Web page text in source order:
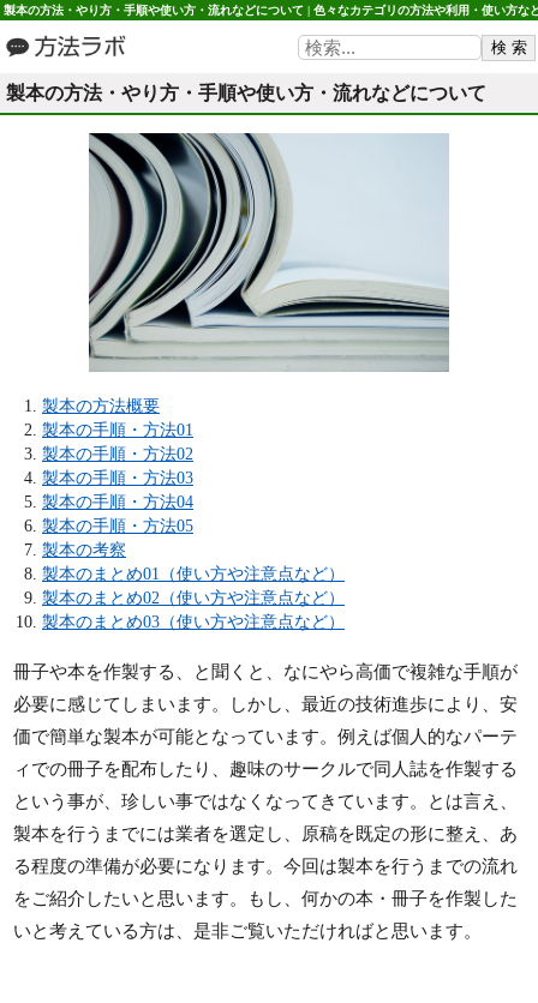
製本の方法・やり方・手順や使い方・流れなどについて | 色々なカテゴリの方法や利用・使い方な
製本の方法・やり方・手順や使い方・流れなどについて
製本の方法概要
製本の手順・方法01
製本の手順・方法02
製本の手順・方法03
製本の手順・方法04
製本の手順・方法05
製本の考察
製本のまとめ01（使い方や注意点など）
製本のまとめ02（使い方や注意点など）
製本のまとめ03（使い方や注意点など）
冊子や本を作製する、と聞くと、なにやら高価で複雑な手順が
必要に感じてしまいます。しかし、最近の技術進歩により、安
価で簡単な製本が可能となっています。例えば個人的なパーテ
ィでの冊子を配布したり、趣味のサークルで同人誌を作製する
という事が、珍しい事ではなくなってきています。とは言え、
製本を行うまでには業者を選定し、原稿を既定の形に整え、あ
る程度の準備が必要になります。今回は製本を行うまでの流れ
をご紹介したいと思います。もし、何かの本・冊子を作製した
いと考えている方は、是非ご覧いただければと思います。